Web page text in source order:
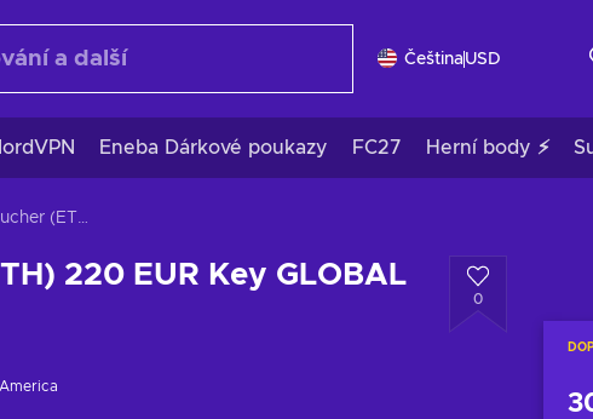
Čeština USD
Eneba Dárkové poukazy FC27 Herní body ⚡
Crypto Voucher (ETH) 220 EUR Key GLOBAL
220 EUR Key GLOBAL
0